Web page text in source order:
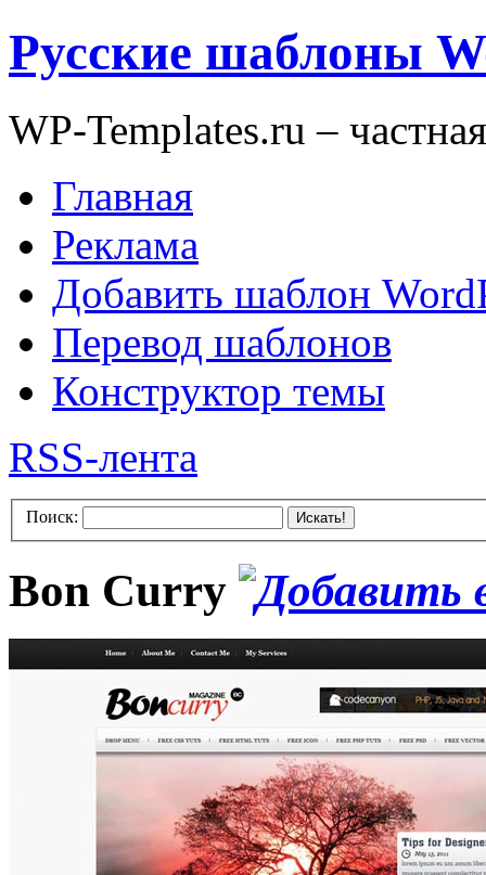
Русские шаблоны
WP-Templates.ru –
Главная
Реклама
Добавить шаблон
Перевод шаблонов
Конструктор темы
RSS-лента
Поиск: Искать!
Bon Curry